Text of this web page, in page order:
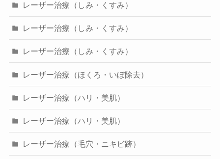
レーザー治療（しみ・くすみ）
レーザー治療（しみ・くすみ）
レーザー治療（しみ・くすみ）
レーザー治療（ほくろ・いぼ除去）
レーザー治療（ハリ・美肌）
レーザー治療（ハリ・美肌）
レーザー治療（毛穴・ニキビ跡）